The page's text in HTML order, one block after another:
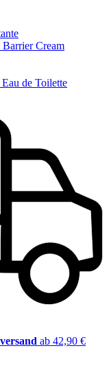
Cream
de Toilette
ab 42,90 €